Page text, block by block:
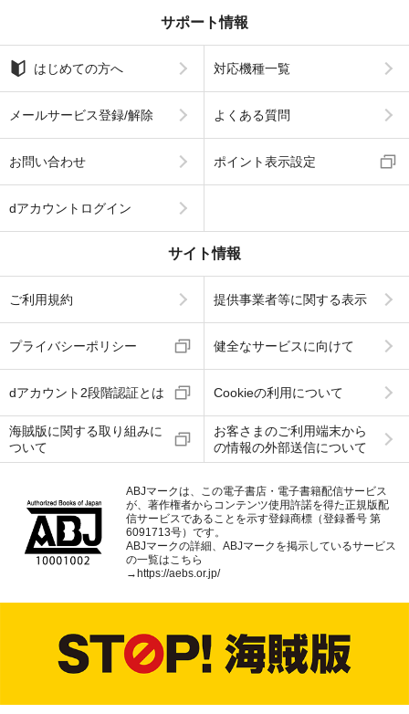
サポート情報
はじめての方へ 対応機種一覧
メールサービス登録/解除 よくある質問
お問い合わせ ポイント表示設定
dアカウントログイン
サイト情報
ご利用規約 提供事業者等に関する表示
プライバシーポリシー 健全なサービスに向けて
dアカウント2段階認証とは Cookieの利用について
海賊版に関する取り組みに
ついて
お客さまのご利用端末から
の情報の外部送信について
ABJマークは、この電子書店・電子書籍配信サービス
が、著作権者からコンテンツ使用許諾を得た正規版配
信サービスであることを示す登録商標（登録番号 第
6091713号）です。
ABJマークの詳細、ABJマークを掲示しているサービス
の一覧はこちら
→https://aebs.or.jp/